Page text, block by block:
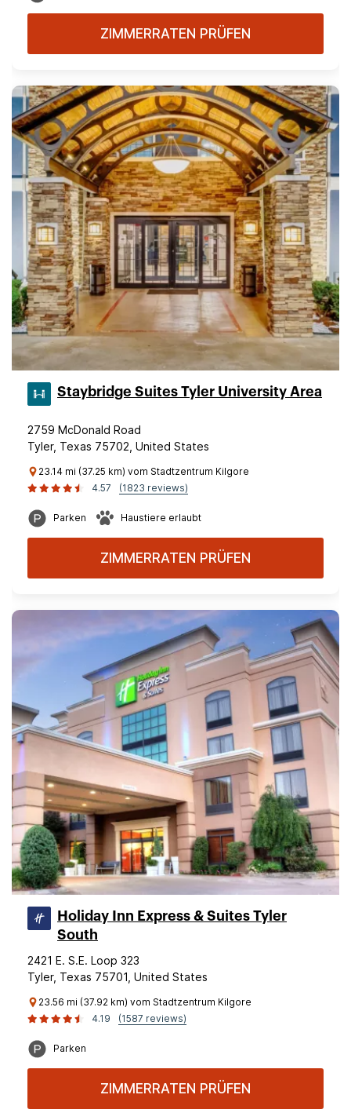
ZIMMERRATEN PRÜFEN
Staybridge Suites Tyler University Area
2759 McDonald Road
Tyler, Texas 75702, United States
23.14 mi (37.25 km) vom Stadtzentrum Kilgore
4.57
(1823 reviews)
Parken Haustiere erlaubt
ZIMMERRATEN PRÜFEN
Holiday Inn Express & Suites Tyler
South
2421 E. S.E. Loop 323
Tyler, Texas 75701, United States
23.56 mi (37.92 km) vom Stadtzentrum Kilgore
4.19
(1587 reviews)
Parken
ZIMMERRATEN PRÜFEN